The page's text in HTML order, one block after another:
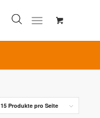
15 Produkte pro Seite